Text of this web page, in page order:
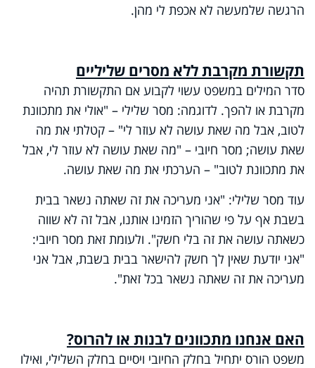
הרגשה שלמעשה לא אכפת לי מהן.
תקשורת מקרבת ללא מסרים שליליים
סדר המילים במשפט עשוי לקבוע אם התקשורת תהיה
מקרבת או להפך. לדוגמה: מסר שלילי – "אולי את מתכוונת
לטוב, אבל מה שאת עושה לא עוזר לי" – קטלתי את מה
שאת עושה; מסר חיובי – "מה שאת עושה לא עוזר לי, אבל
את מתכוונת לטוב" – הערכתי את מה שאת עושה.
עוד מסר שלילי: "אני מעריכה את זה שאתה נשאר בבית
בשבת אף על פי שהוריך הזמינו אותנו, אבל זה לא שווה
כשאתה עושה את זה בלי חשק". ולעומת זאת מסר חיובי:
"אני יודעת שאין לך חשק להישאר בבית בשבת, אבל אני
מעריכה את זה שאתה נשאר בכל זאת".
האם אנחנו מתכוונים לבנות או להרוס?
משפט הורס יתחיל בחלק החיובי ויסיים בחלק השלילי, ואילו